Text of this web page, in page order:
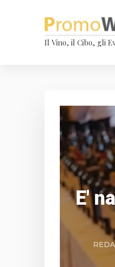
Il Vino, il Cibo, gli
E'